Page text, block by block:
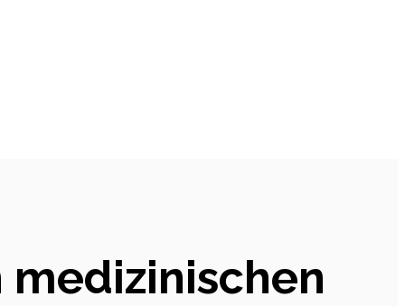
medizinischen